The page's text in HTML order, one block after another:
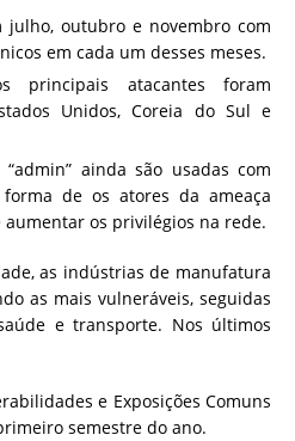
julho, outubro e novembro com
em cada um desses meses.
principais atacantes foram
Unidos, Coreia do Sul e
ainda são usadas com
de os atores da ameaça
os privilégios na rede.
as indústrias de manufatura
as mais vulneráveis, seguidas
e transporte. Nos últimos
e Exposições Comuns
semestre do ano.